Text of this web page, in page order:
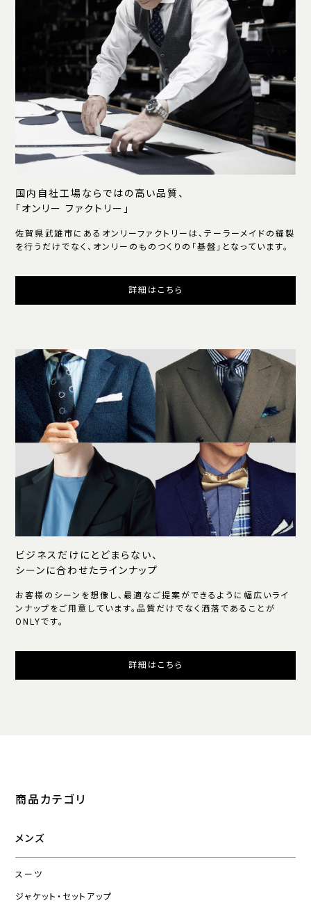
国内自社工場ならではの高い品質、
「オンリー ファクトリー」
佐賀県武雄市にあるオンリーファクトリーは、テーラーメイドの縫製
を行うだけでなく、オンリーのものつくりの「基盤」となっています。
詳細はこちら
ビジネスだけにとどまらない、
シーンに合わせたラインナップ
お客様のシーンを想像し、最適なご提案ができるように幅広いライ
ンナップをご用意しています。品質だけでなく洒落であることが
ONLYです。
詳細はこちら
商品カテゴリ
メンズ
スーツ
ジャケット・セットアップ